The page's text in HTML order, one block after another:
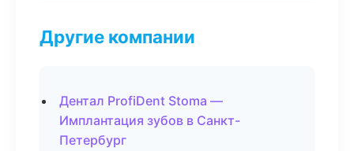
Другие компании
Дентал ProfiDent Stoma —
Имплантация зубов в Санкт-
Петербург